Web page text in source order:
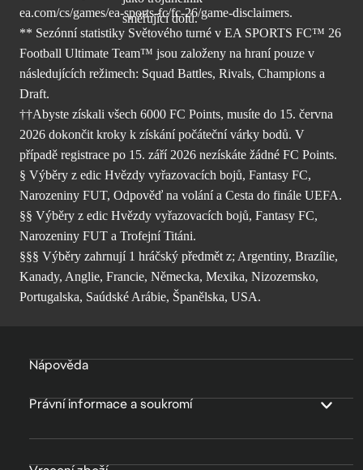
ea.com/cs/games/ea-sports-fc/fc-26/game-disclaimers.
** Sezónní statistiky Světového turné v EA SPORTS FC™ 26
Football Ultimate Team™ jsou založeny na hraní pouze v
následujících režimech: Squad Battles, Rivals, Champions a
Draft.
††Abyste získali všech 6000 FC Points, musíte do 15. června
2026 dokončit kroky k získání počáteční várky bodů. V
případě registrace po 15. září 2026 nezískáte žádné FC Points.
§ Výběry z edic Hvězdy vyřazovacích bojů, Fantasy FC,
Narozeniny FUT, Odpověď na volání a Cesta do finále UEFA.
§§ Výběry z edic Hvězdy vyřazovacích bojů, Fantasy FC,
Narozeniny FUT a Trofejní Titáni.
§§§ Výběry zahrnují 1 hráčský předmět z; Argentiny, Brazílie,
Kanady, Anglie, Francie, Německa, Mexika, Nizozemsko,
Portugalska, Saúdské Arábie, Španělska, USA.
Nápověda
Právní informace a soukromí